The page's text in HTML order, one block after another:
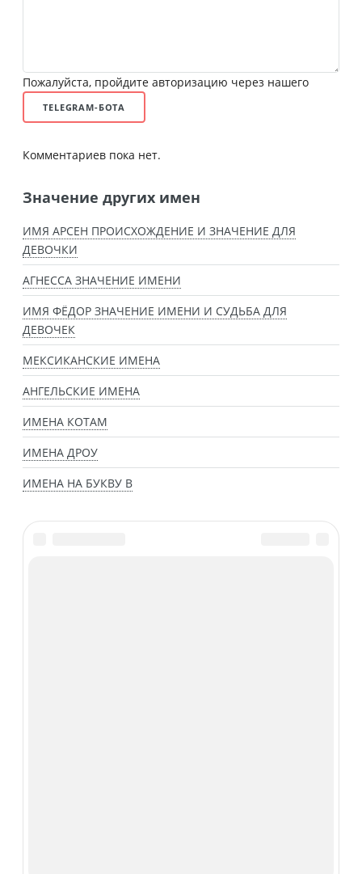
Пожалуйста, пройдите авторизацию через нашего
TELEGRAM-БОТА
Комментариев пока нет.
Значение других имен
ИМЯ АРСЕН ПРОИСХОЖДЕНИЕ И ЗНАЧЕНИЕ ДЛЯ
ДЕВОЧКИ
АГНЕССА ЗНАЧЕНИЕ ИМЕНИ
ИМЯ ФЁДОР ЗНАЧЕНИЕ ИМЕНИ И СУДЬБА ДЛЯ
ДЕВОЧЕК
МЕКСИКАНСКИЕ ИМЕНА
АНГЕЛЬСКИЕ ИМЕНА
ИМЕНА КОТАМ
ИМЕНА ДРОУ
ИМЕНА НА БУКВУ В